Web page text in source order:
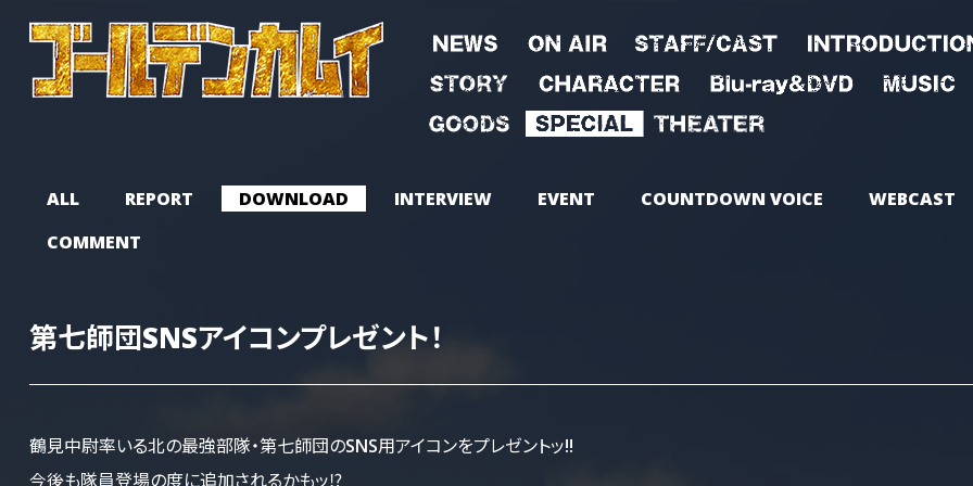
ALL REPORT DOWNLOAD INTERVIEW EVENT COUNTDOWN VOICE
WEBCAST
COMMENT
第七師団SNSアイコンプレゼント！
鶴見中尉率いる北の最強部隊・第七師団のSNS用アイコンをプレゼントッ!!
今後も隊員登場の度に追加されるかもッ⁉